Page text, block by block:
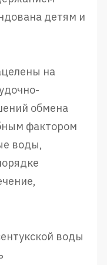
детям и
на
обмена
фактором
воды,
воды